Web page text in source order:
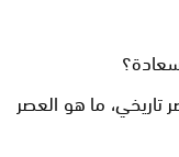
ما هو العصر